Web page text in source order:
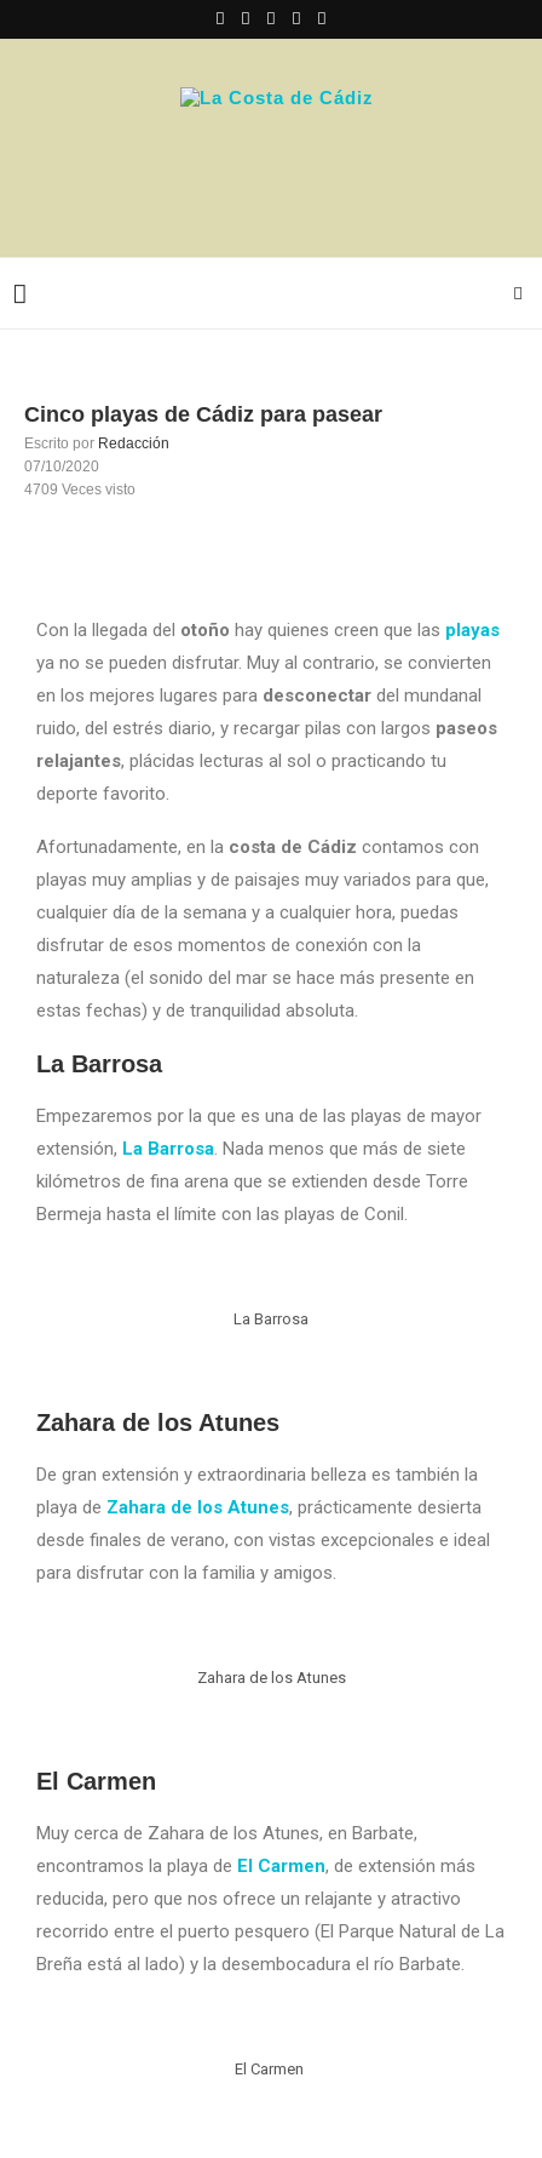
Cinco playas de Cádiz para pasear
Escrito por Redacción
07/10/2020
4709 Veces visto
Con la llegada del otoño hay quienes creen que las playas
ya no se pueden disfrutar. Muy al contrario, se convierten
en los mejores lugares para desconectar del mundanal
ruido, del estrés diario, y recargar pilas con largos paseos
relajantes, plácidas lecturas al sol o practicando tu
deporte favorito.
Afortunadamente, en la costa de Cádiz contamos con
playas muy amplias y de paisajes muy variados para que,
cualquier día de la semana y a cualquier hora, puedas
disfrutar de esos momentos de conexión con la
naturaleza (el sonido del mar se hace más presente en
estas fechas) y de tranquilidad absoluta.
La Barrosa
Empezaremos por la que es una de las playas de mayor
extensión, La Barrosa. Nada menos que más de siete
kilómetros de fina arena que se extienden desde Torre
Bermeja hasta el límite con las playas de Conil.
La Barrosa
Zahara de los Atunes
De gran extensión y extraordinaria belleza es también la
playa de Zahara de los Atunes, prácticamente desierta
desde finales de verano, con vistas excepcionales e ideal
para disfrutar con la familia y amigos.
Zahara de los Atunes
El Carmen
Muy cerca de Zahara de los Atunes, en Barbate,
encontramos la playa de El Carmen, de extensión más
reducida, pero que nos ofrece un relajante y atractivo
recorrido entre el puerto pesquero (El Parque Natural de La
Breña está al lado) y la desembocadura el río Barbate.
El Carmen